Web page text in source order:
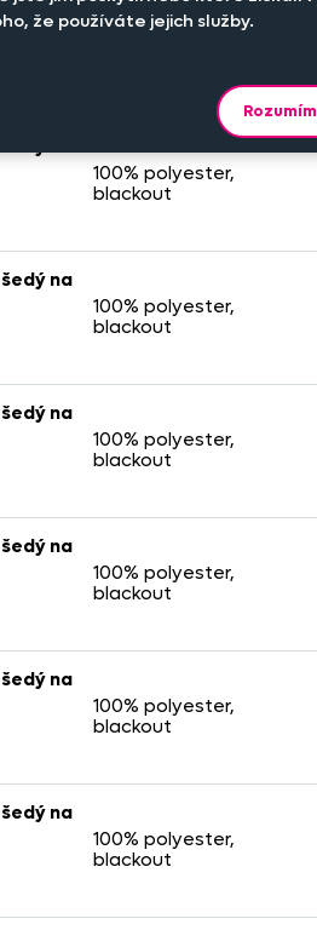
na
na
100% polyester,
blackout
na
100% polyester,
blackout
na
100% polyester,
blackout
na
100% polyester,
blackout
na
100% polyester,
blackout
na
100% polyester,
blackout
že používáte jejich služby.
Rozumím